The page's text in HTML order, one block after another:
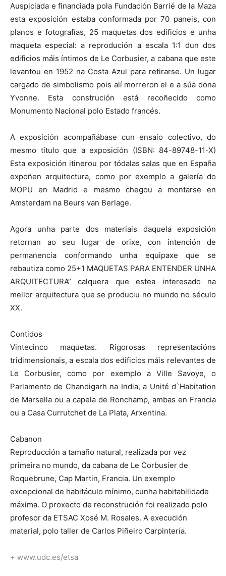
Auspiciada e financiada pola Fundación Barrié de la Maza
esta exposición estaba conformada por 70 paneis, con
planos e fotografías, 25 maquetas dos edificios e unha
maqueta especial: a reprodución a escala 1:1 dun dos
edificios máis íntimos de Le Corbusier, a cabana que este
levantou en 1952 na Costa Azul para retirarse. Un lugar
cargado de simbolismo pois alí morreron el e a súa dona
Yvonne. Esta construción está recoñecido como
Monumento Nacional polo Estado francés.
A exposición acompañábase cun ensaio colectivo, do
mesmo título que a exposición (ISBN: 84-89748-11-X)
Esta exposición itinerou por tódalas salas que en España
expoñen arquitectura, como por exemplo a galería do
MOPU en Madrid e mesmo chegou a montarse en
Amsterdam na Beurs van Berlage.
Agora unha parte dos materiais daquela exposición
retornan ao seu lugar de orixe, con intención de
permanencia conformando unha equipaxe que se
rebautiza como 25+1 MAQUETAS PARA ENTENDER UNHA
ARQUITECTURA” calquera que estea interesado na
mellor arquitectura que se produciu no mundo no século
XX.
Contidos
Vintecinco maquetas. Rigorosas representacións
tridimensionais, a escala dos edificios máis relevantes de
Le Corbusier, como por exemplo a Ville Savoye, o
Parlamento de Chandigarh na India, a Unité d`Habitation
de Marsella ou a capela de Ronchamp, ambas en Francia
ou a Casa Currutchet de La Plata, Arxentina.
Cabanon
Reproducción a tamaño natural, realizada por vez
primeira no mundo, da cabana de Le Corbusier de
Roquebrune, Cap Martin, Francia. Un exemplo
excepcional de habitáculo mínimo, cunha habitabilidade
máxima. O proxecto de reconstrución foi realizado polo
profesor da ETSAC Xosé M. Rosales. A execución
material, polo taller de Carlos Piñeiro Carpintería.
+ www.udc.es/etsa